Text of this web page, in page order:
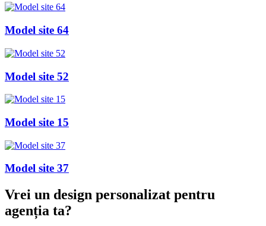
Model site 64
Model site 52
Model site 15
Model site 37
Vrei un design personalizat pentru
agenția ta?